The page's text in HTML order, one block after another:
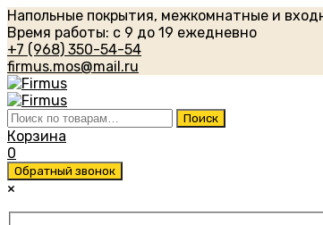
Напольные покрытия, межкомнатные и
Время работы: с 9 до 19 ежедневно
+7 (968) 350-54-54
firmus.mos@mail.ru
Искать: Поиск
Корзина
0
Обратный звонок
×